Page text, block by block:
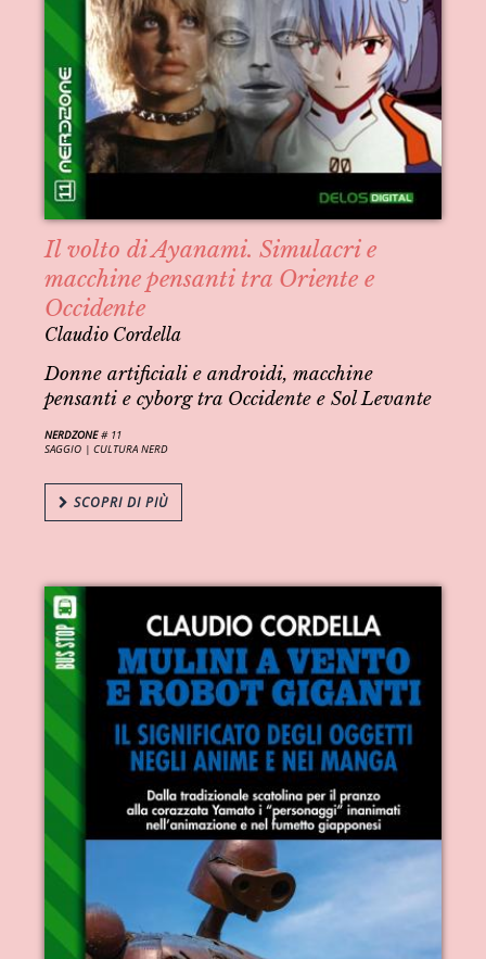
Il volto di Ayanami. Simulacri e
macchine pensanti tra Oriente e
Occidente
Claudio Cordella
Donne artificiali e androidi, macchine
pensanti e cyborg tra Occidente e Sol Levante
NERDZONE# 11
SAGGIO |CULTURA NERD
SCOPRI DI PIÙ